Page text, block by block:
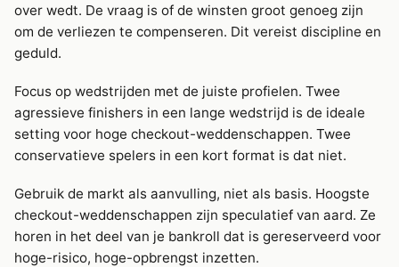
over wedt. De vraag is of de winsten groot genoeg zijn
om de verliezen te compenseren. Dit vereist discipline en
geduld.
Focus op wedstrijden met de juiste profielen. Twee
agressieve finishers in een lange wedstrijd is de ideale
setting voor hoge checkout-weddenschappen. Twee
conservatieve spelers in een kort format is dat niet.
Gebruik de markt als aanvulling, niet als basis. Hoogste
checkout-weddenschappen zijn speculatief van aard. Ze
horen in het deel van je bankroll dat is gereserveerd voor
hoge-risico, hoge-opbrengst inzetten.